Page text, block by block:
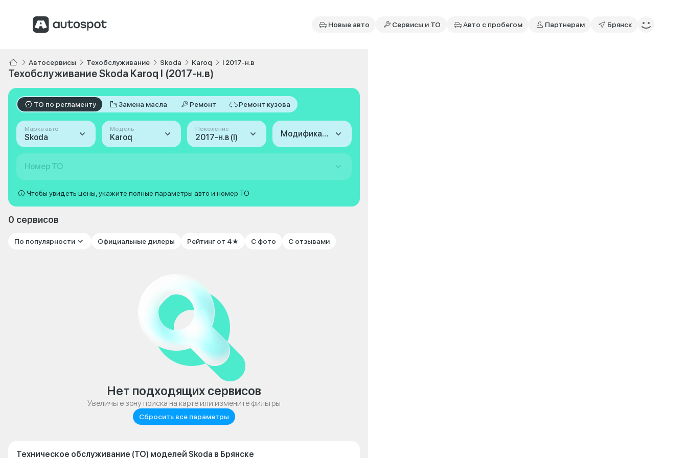
Новые авто Сервисы и ТО Авто с пробегом Партнерам Брянск
Автосервисы Техобслуживание Skoda Karoq I 2017-н.в
Техобслуживание Skoda Karoq I (2017-н.в)
ТО по регламенту Замена масла Ремонт Ремонт кузова
Марка авто
Skoda
Модель
Karoq
Поколение
2017-н.в (I) Модификация
Номер ТО
Чтобы увидеть цены, укажите полные параметры авто и номер ТО
0 сервисов
По популярности Официальные дилеры Рейтинг от 4★ С фото С отзывами
Нет подходящих сервисов
Увеличьте зону поиска на карте или измените фильтры
Сбросить все параметры
Техническое обслуживание (ТО) моделей Skoda в Брянске